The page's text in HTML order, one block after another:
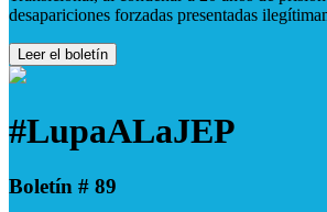
desapariciones forzadas presentadas
Leer el boletín
#LupaALaJEP
Boletín # 89